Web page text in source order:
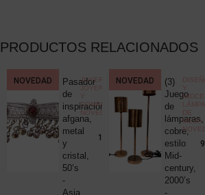
PRODUCTOS RELACIONADOS
,
€
NOVEDAD
Pasador
de
inspiración
afgana,
metal
y
cristal,
50’s
-
Asia
JOYERÍA
JOYERÍA
Y
COMPLEMENTOS
NOVEDADES
190,00
NOVEDAD
(3)
Juego
de
lámparas,
cobre,
estilo
Mid-
century,
2000’s
-
DISEÑO
Y
DE
MESA,